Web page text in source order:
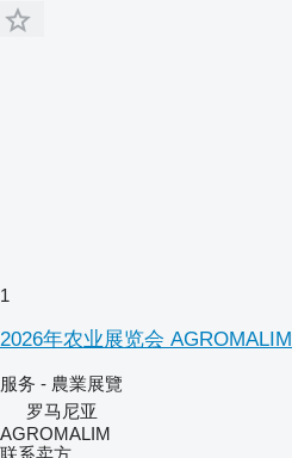
1
2026年农业展览会 AGROMALIM
服务 - 農業展覽
罗马尼亚
AGROMALIM
联系卖方